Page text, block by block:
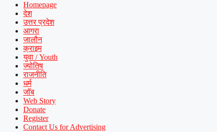
Homepage
देश
उत्तर प्रदेश
आगरा
जालौन
क्राइम
युवा / Youth
ज्योतिष
राजनीति
धर्म
जॉब
Web Story
Donate
Register
Contact Us for Advertising